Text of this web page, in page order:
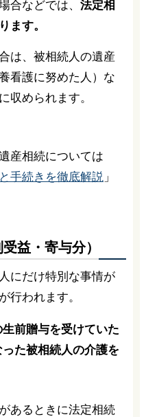
合などでは、 法定相
ます。
は、被相続人の遺産
看護に努めた人）な
収められます。
産相続については
手続きを徹底解説」
益・寄与分）
にだけ特別な事情が
行われます。
前贈与を受けていた
た被相続人の介護を
あるときに法定相続